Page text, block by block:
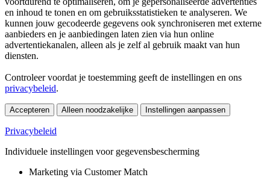
en inhoud te tonen en om gebruiksstatistieken te analyseren. We
kunnen jouw gecodeerde gegevens ook synchroniseren met externe
aanbieders en je aanbiedingen laten zien via hun online
advertentiekanalen, alleen als je zelf al gebruik maakt van hun
diensten.
Controleer voordat je toestemming geeft de instellingen en ons
privacybeleid.
Accepteren Alleen noodzakelijke Instellingen aanpassen
Privacybeleid
Individuele instellingen voor gegevensbescherming
Marketing via Customer Match